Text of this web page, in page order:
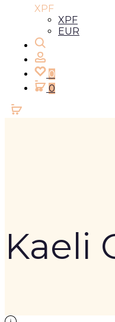
XPF
XPF
EUR
0
0
Kaeli